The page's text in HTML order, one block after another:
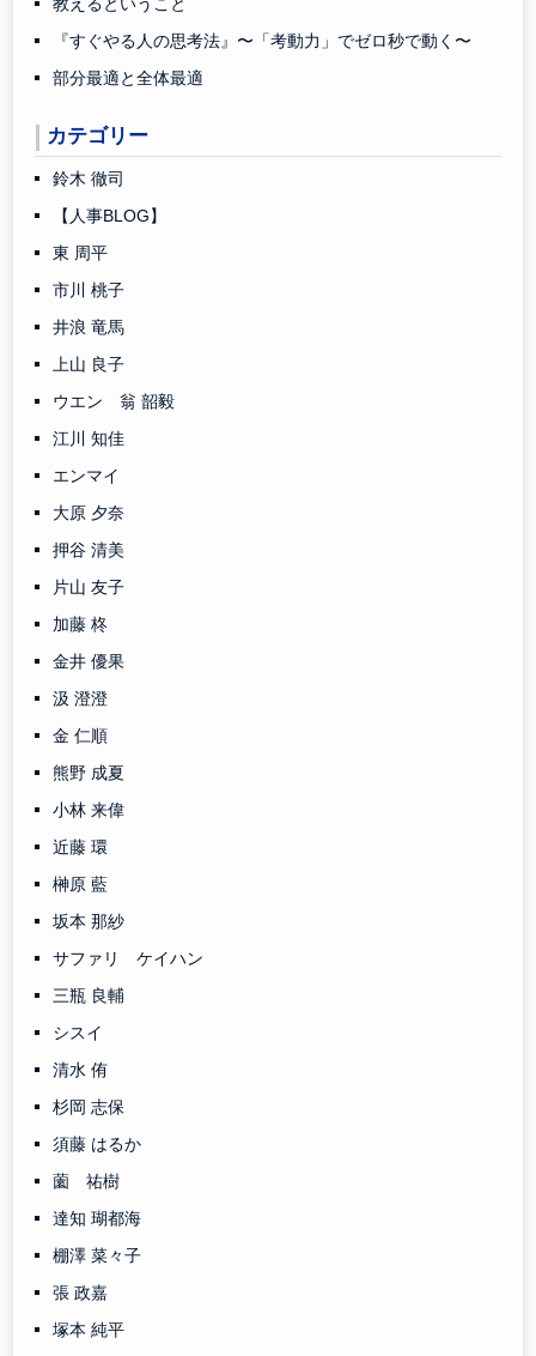
教えるということ
『すぐやる人の思考法』〜「考動力」でゼロ秒で動く〜
部分最適と全体最適
カテゴリー
鈴木 徹司
【人事BLOG】
東 周平
市川 桃子
井浪 竜馬
上山 良子
ウエン 翁 韶毅
江川 知佳
エンマイ
大原 夕奈
押谷 清美
片山 友子
加藤 柊
金井 優果
汲 澄澄
金 仁順
熊野 成夏
小林 来偉
近藤 環
榊原 藍
坂本 那紗
サファリ ケイハン
三瓶 良輔
シスイ
清水 侑
杉岡 志保
須藤 はるか
薗 祐樹
達知 瑚都海
棚澤 菜々子
張 政嘉
塚本 純平